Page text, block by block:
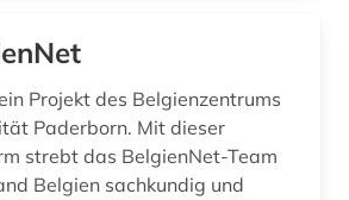
Projekt des Belgienzentrums
Paderborn. Mit dieser
strebt das BelgienNet-Team
Belgien sachkundig und